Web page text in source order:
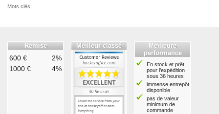
Mots clés:
Remise
600 €
2%
1000 €
4%
Meilleur classé
Meilleure
performance
En stock et prêt
pour l'expédition
sous 36 heures
immense entrepôt
disponible
pas de valeur
minimum de
commande